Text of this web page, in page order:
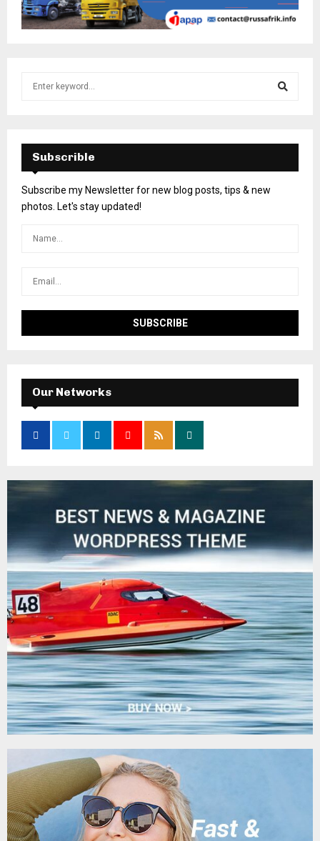
Subscrible
Subscribe my Newsletter for new blog posts, tips & new
photos. Let's stay updated!
Our Networks